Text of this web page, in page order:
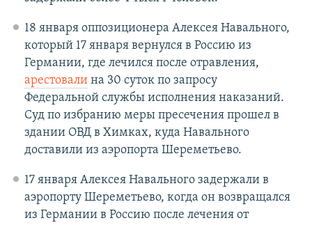
18 января оппозиционера Алексея Навального,
который 17 января вернулся в Россию из
Германии, где лечился после отравления,
арестовалина 30 суток по запросу
Федеральной службы исполнения наказаний.
Суд по избранию меры пресечения прошел в
здании ОВД в Химках, куда Навального
доставили из аэропорта Шереметьево.
17 января Алексея Навального задержали в
аэропорту Шереметьево, когда он возвращался
из Германии в Россию после лечения от